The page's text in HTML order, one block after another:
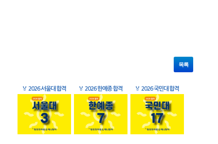
목록
🏅 2026 서울대 합격 🏅 2026 한예종 합격 🏅 2026 국민대 합격